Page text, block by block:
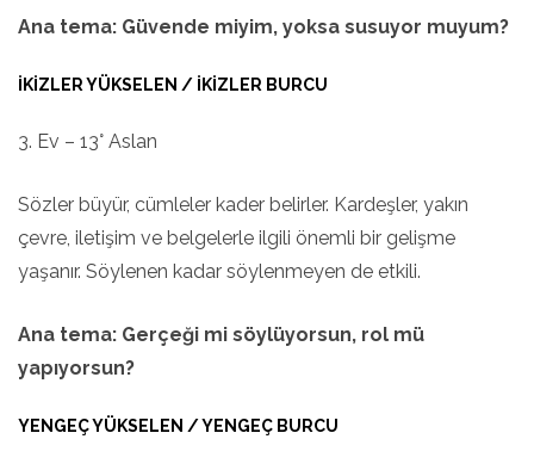
Ana tema: Güvende miyim, yoksa susuyor muyum?
İKIZLER YÜKSELEN / İKIZLER BURCU
3. Ev – 13° Aslan
Sözler büyür, cümleler kader belirler. Kardeşler, yakın
çevre, iletişim ve belgelerle ilgili önemli bir gelişme
yaşanır. Söylenen kadar söylenmeyen de etkili.
Ana tema: Gerçeği mi söylüyorsun, rol mü
yapıyorsun?
YENGEÇ YÜKSELEN / YENGEÇ BURCU